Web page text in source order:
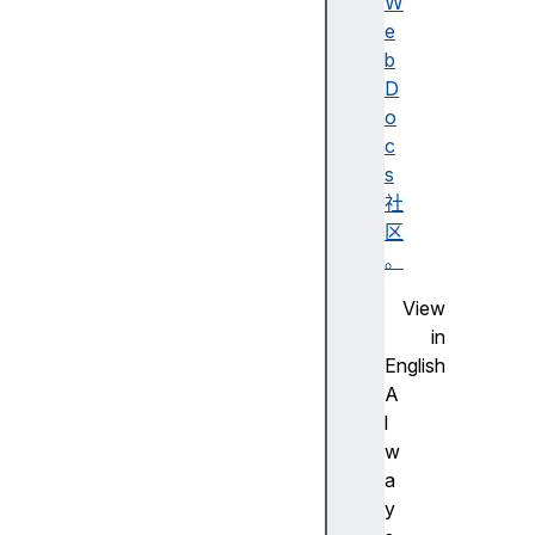
e
b
D
o
c
s
社
区
。
View
in
English
A
l
w
a
y